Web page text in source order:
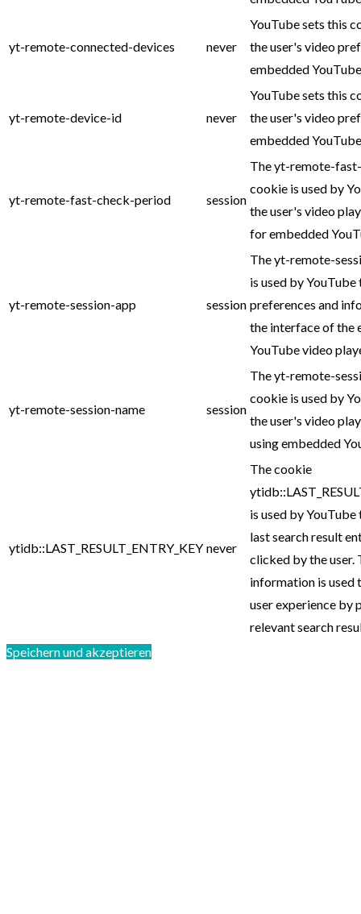
yt-remote-connected-devices never
YouTube sets this
the user's video
embedded
yt-remote-device-id never
YouTube sets this
the user's video
embedded
yt-remote-fast-check-period session
The yt-remote-
cookie is used by
the user's video
for embedded
yt-remote-session-app session
The yt-remote-
is used by
preferences and
the interface of the
YouTube video
yt-remote-session-name session
The yt-remote-
cookie is used by
the user's video
using embedded
ytidb::LAST_RESULT_ENTRY_KEY never
The cookie
is used by
last search result
clicked by the user.
information is used
user experience by
relevant search
Speichern und akzeptieren